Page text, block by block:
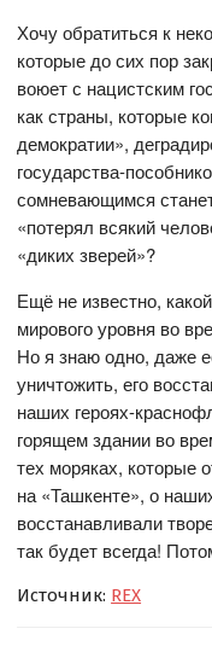
Хочу обратиться к
которые до сих пор
воюет с нацистским
как страны, которые
демократии»,
государства-
сомневающимся
«потерял всякий
«диких зверей»?
Ещё не известно,
мирового уровня во
Но я знаю одно, даже
уничтожить, его
наших героях-
горящем здании во
тех моряках, которые
на «Ташкенте», о
восстанавливали
так будет всегда!
Источник: REX